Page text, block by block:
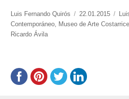
https://www.experimenta.es/author/luis-
fernando-
quiros/
Luis Fernando Quirós
Publicado
el
22.01.2015
Contemporáneo
Museo de Arte
Ricardo Ávila